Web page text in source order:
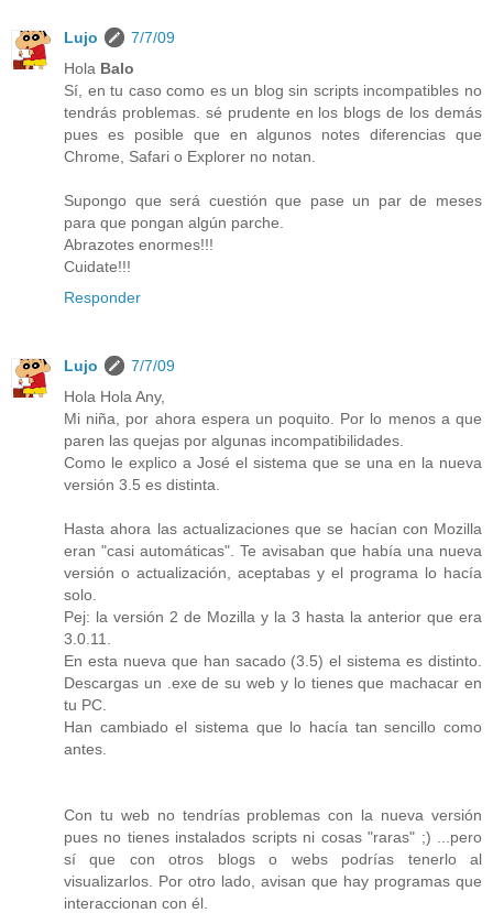
Lujo
7/7/09
Hola Balo
Sí, en tu caso como es un blog sin scripts incompatibles no
tendrás problemas. sé prudente en los blogs de los demás
pues es posible que en algunos notes diferencias que
Chrome, Safari o Explorer no notan.
Supongo que será cuestión que pase un par de meses
para que pongan algún parche.
Abrazotes enormes!!!
Cuidate!!!
Responder
Lujo
7/7/09
Hola Hola Any,
Mi niña, por ahora espera un poquito. Por lo menos a que
paren las quejas por algunas incompatibilidades.
Como le explico a José el sistema que se una en la nueva
versión 3.5 es distinta.
Hasta ahora las actualizaciones que se hacían con Mozilla
eran "casi automáticas". Te avisaban que había una nueva
versión o actualización, aceptabas y el programa lo hacía
solo.
Pej: la versión 2 de Mozilla y la 3 hasta la anterior que era
3.0.11.
En esta nueva que han sacado (3.5) el sistema es distinto.
Descargas un .exe de su web y lo tienes que machacar en
tu PC.
Han cambiado el sistema que lo hacía tan sencillo como
antes.
Con tu web no tendrías problemas con la nueva versión
pues no tienes instalados scripts ni cosas "raras" ;) ...pero
sí que con otros blogs o webs podrías tenerlo al
visualizarlos. Por otro lado, avisan que hay programas que
interaccionan con él.